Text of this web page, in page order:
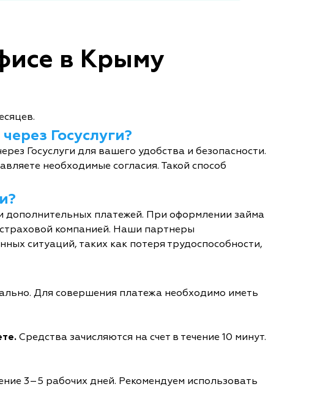
в Крыму
Госуслуги?
Госуслуги для вашего удобства и безопасности.
необходимые согласия. Такой способ
дополнительных платежей. При оформлении займа
компанией. Наши партнеры
ситуаций, таких как потеря трудоспособности,
Для совершения платежа необходимо иметь
Средства зачисляются на счет в течение 10 минут.
3–5 рабочих дней. Рекомендуем использовать